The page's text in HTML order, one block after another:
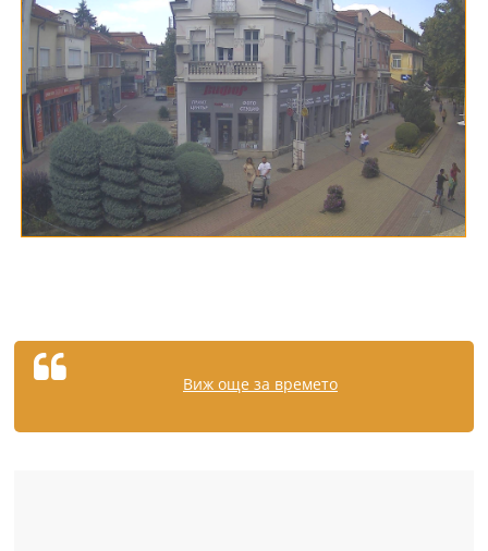
Виж още за времето